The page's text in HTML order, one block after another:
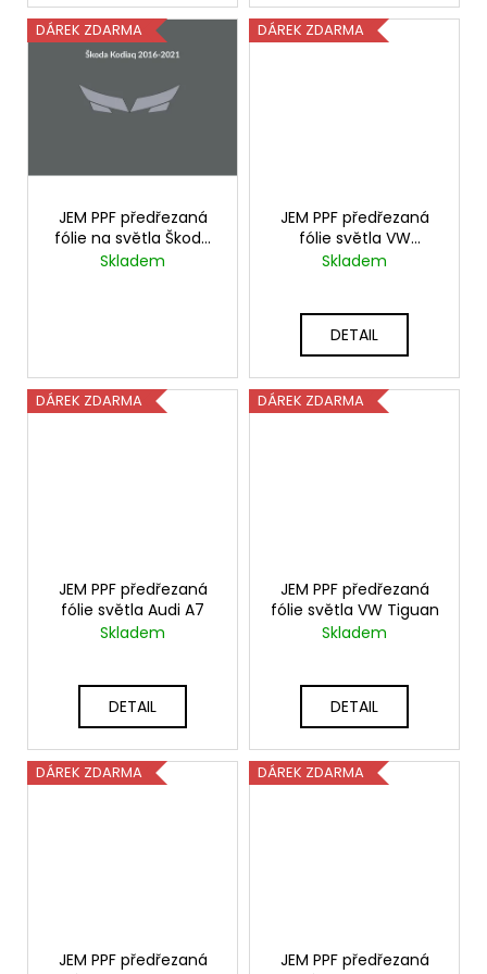
DÁREK ZDARMA
JEM PPF předřezaná
fólie na světla Škoda
Kodiaq 2016-2021
Skladem
DÁREK ZDARMA
JEM PPF předřezaná
fólie světla VW
Multivan
Skladem
DETAIL
DÁREK ZDARMA
JEM PPF předřezaná
fólie světla Audi A7
Skladem
DETAIL
DÁREK ZDARMA
JEM PPF předřezaná
fólie světla VW Tiguan
Skladem
DETAIL
DÁREK ZDARMA
JEM PPF předřezaná
DÁREK ZDARMA
JEM PPF předřezaná